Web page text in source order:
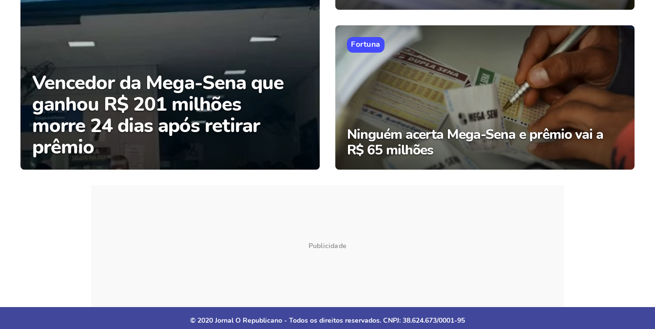
Vencedor da Mega-Sena que
ganhou R$ 201 milhões
morre 24 dias após retirar
prêmio
Ninguém acerta Mega-Sena e prêmio vai a
R$ 65 milhões
Fortuna
© 2020 Jornal O Republicano - Todos os direitos reservados. CNPJ: 38.624.673/0001-95